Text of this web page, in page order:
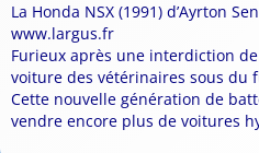
La Honda NSX (1991) d’Ayrton
www.largus.fr
Furieux après une interdiction
voiture des vétérinaires sous du
Cette nouvelle génération de
vendre encore plus de voitures